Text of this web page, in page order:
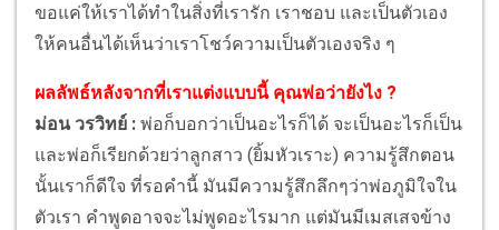
ขอแค่ให้เราได้ทำในสิ่งที่เรารัก เราชอบ และเป็นตัวเอง
ให้คนอื่นได้เห็นว่าเราโชว์ความเป็นตัวเองจริง ๆ
ผลลัพธ์หลังจากที่เราแต่งแบบนี้ คุณพ่อว่ายังไง ?
ม่อน วรวิทย์ : พ่อก็บอกว่าเป็นอะไรก็ได้ จะเป็นอะไรก็เป็น
และพ่อก็เรียกด้วยว่าลูกสาว (ยิ้มหัวเราะ) ความรู้สึกตอน
นั้นเราก็ดีใจ ที่รอคำนี้ มันมีความรู้สึกลึกๆว่าพ่อภูมิใจใน
ตัวเรา คำพูดอาจจะไม่พูดอะไรมาก แต่มันมีเมสเสจข้าง